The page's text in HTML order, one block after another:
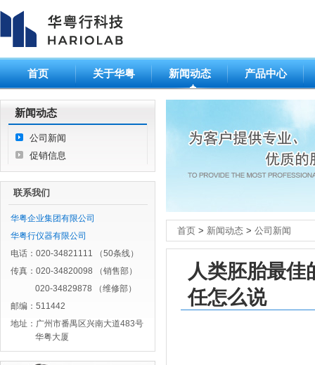
首页 关于华粤 新闻动态 产品中心
新闻动态
公司新闻
促销信息
联系我们
华粤企业集团有限公司
华粤行仪器有限公司
电话：020-34821111 （50条线）
传真：020-34820098 （销售部）
020-34829878 （维修部）
邮编：511442
地址：广州市番禺区兴南大道483号
华粤大厦
首页 > 新闻动态 > 公司新闻
人类胚胎最佳
任怎么说